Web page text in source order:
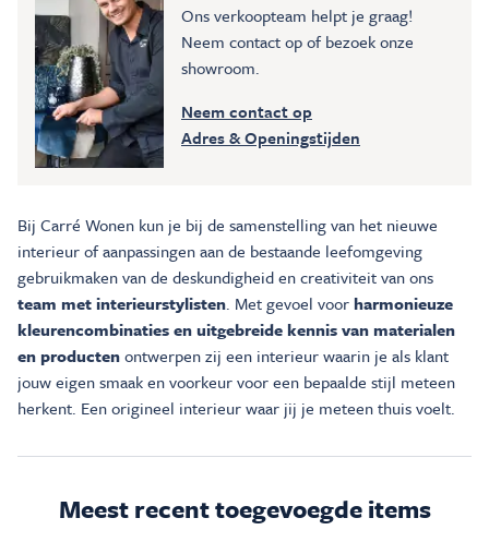
Ons verkoopteam helpt je graag!
Neem contact op of bezoek onze
showroom.
Neem contact op
Adres & Openingstijden
Bij Carré Wonen kun je bij de samenstelling van het nieuwe
interieur of aanpassingen aan de bestaande leefomgeving
gebruikmaken van de deskundigheid en creativiteit van ons
team met interieurstylisten. Met gevoel voorharmonieuze
kleurencombinaties en uitgebreide kennis van materialen
en productenontwerpen zij een interieur waarin je als klant
jouw eigen smaak en voorkeur voor een bepaalde stijl meteen
herkent. Een origineel interieur waar jij je meteen thuis voelt.
Meest recent toegevoegde items